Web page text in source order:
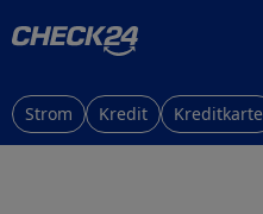
Strom Kredit Kreditkarte